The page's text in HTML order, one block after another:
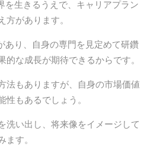
を生きるうえで、キャリアプラン
方があります。
あり、自身の専門を見定めて研鑽
的な成長が期待できるからです。
法もありますが、自身の市場価値
性もあるでしょう。
洗い出し、将来像をイメージして
ます。